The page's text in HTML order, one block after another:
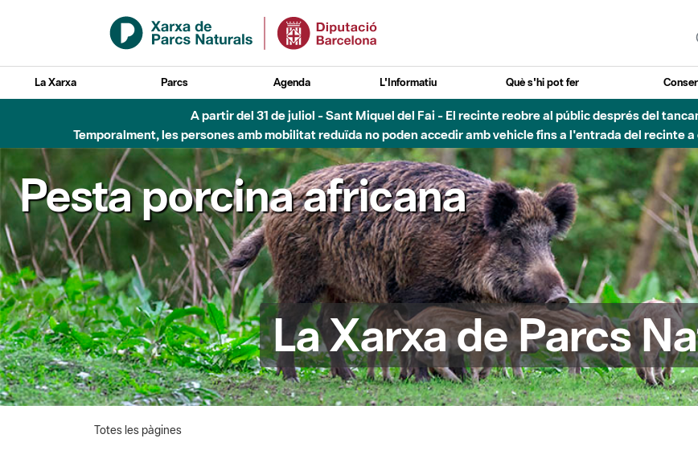
Salta al contingut principal
La Xarxa Parcs Agenda L'Informatiu Què s'hi pot fer
6 d'agost - Parc Fluvial Besòs - Activació de la Fase d'Alerta del Parc Fluvial
Tancats els accessos al Parc.
Pesta porcina africana
La Xarxa de Parcs
Totes les pàgines